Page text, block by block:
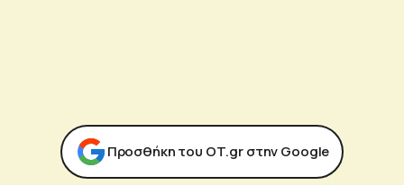
Προσθήκη του ΟΤ.gr στην Google